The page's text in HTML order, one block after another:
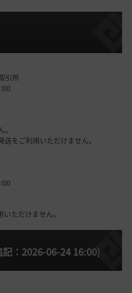
引所
をご利用いただけません。
ただけません。
：2026-06-24 16:00)